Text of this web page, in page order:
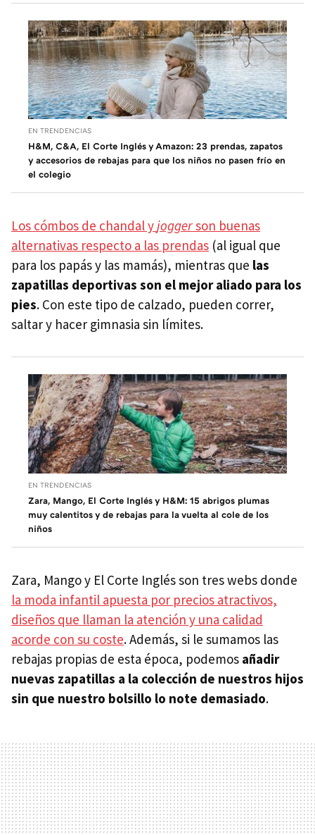
EN TRENDENCIAS
H&M, C&A, El Corte Inglés y Amazon: 23 prendas, zapatos
y accesorios de rebajas para que los niños no pasen frío en
el colegio
Los cómbos de chandal yjoggerson buenas
alternativas respecto a las prendas (al igual que
para los papás y las mamás), mientras que las
zapatillas deportivas son el mejor aliado para los
pies. Con este tipo de calzado, pueden correr,
saltar y hacer gimnasia sin límites.
EN TRENDENCIAS
Zara, Mango, El Corte Inglés y H&M: 15 abrigos plumas
muy calentitos y de rebajas para la vuelta al cole de los
niños
Zara, Mango y El Corte Inglés son tres webs donde
la moda infantil apuesta por precios atractivos,
diseños que llaman la atención y una calidad
acorde con su coste. Además, si le sumamos las
rebajas propias de esta época, podemos añadir
nuevas zapatillas a la colección de nuestros hijos
sin que nuestro bolsillo lo note demasiado.